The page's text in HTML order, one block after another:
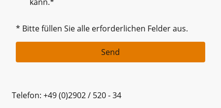
* Bitte füllen Sie alle erforderlichen Felder aus.
Send
Telefon: +49 (0)2902 / 520 - 34